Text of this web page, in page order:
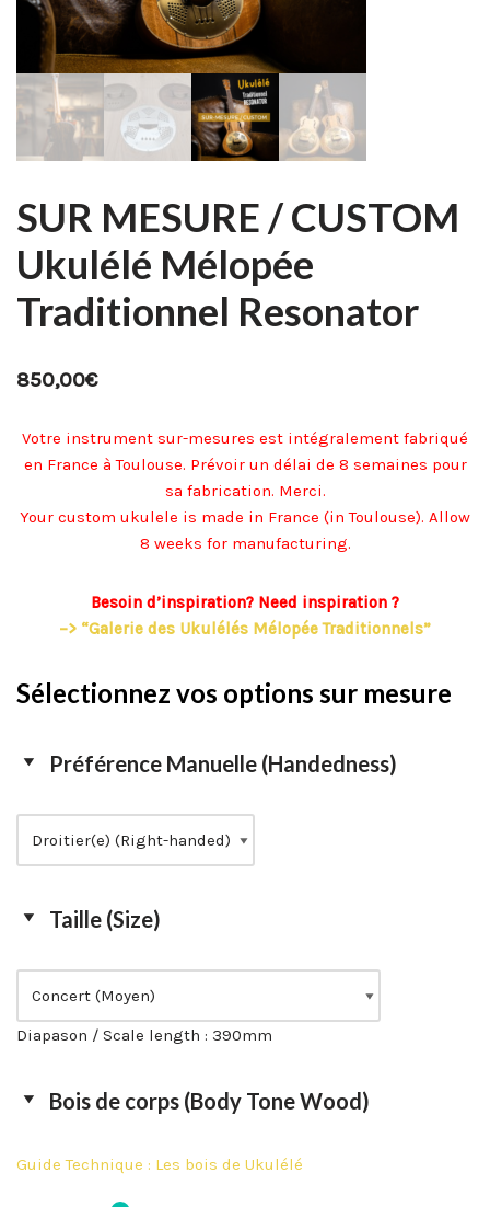
SUR MESURE / CUSTOM
Ukulélé Mélopée
Traditionnel Resonator
850,00€
Votre instrument sur-mesures est intégralement fabriqué
en France à Toulouse. Prévoir un délai de 8 semaines pour
sa fabrication. Merci.
Your custom ukulele is made in France (in Toulouse). Allow
8 weeks for manufacturing.
Besoin d’inspiration? Need inspiration ?
–> “Galerie des Ukulélés Mélopée Traditionnels”
Sélectionnez vos options sur mesure
Préférence Manuelle (Handedness)
Taille (Size)
Diapason / Scale length : 390mm
Bois de corps (Body Tone Wood)
Guide Technique : Les bois de Ukulélé